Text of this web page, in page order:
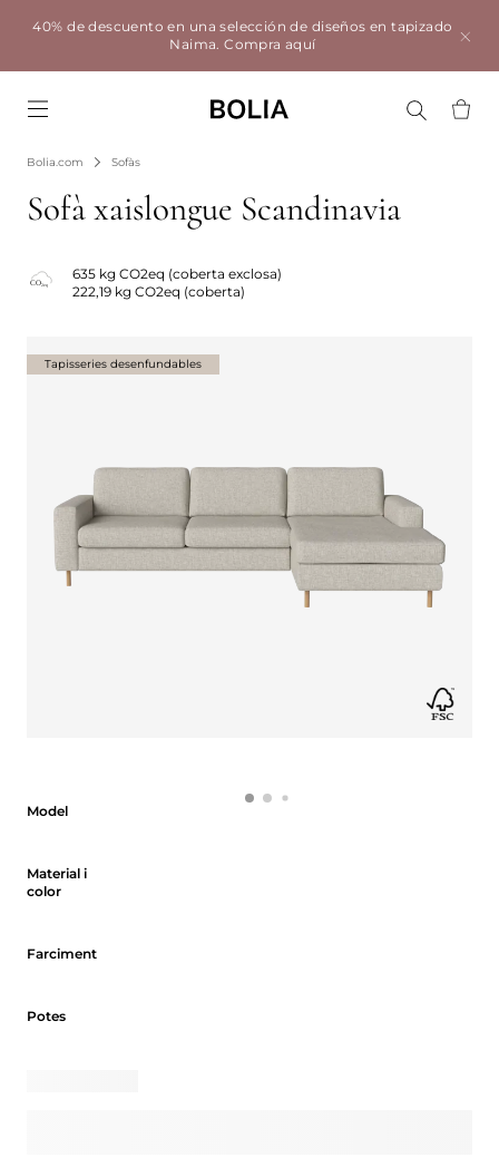
40% de descuento en una selección de diseños en tapizado
Naima.Compra aquí
Bolia.com Sofàs
Sofà xaislongue Scandinavia
635 kg CO2eq (coberta exclosa)
222,19 kg CO2eq (coberta)
Model
Material i
color
Farciment
Potes
Tapisseries desenfundables